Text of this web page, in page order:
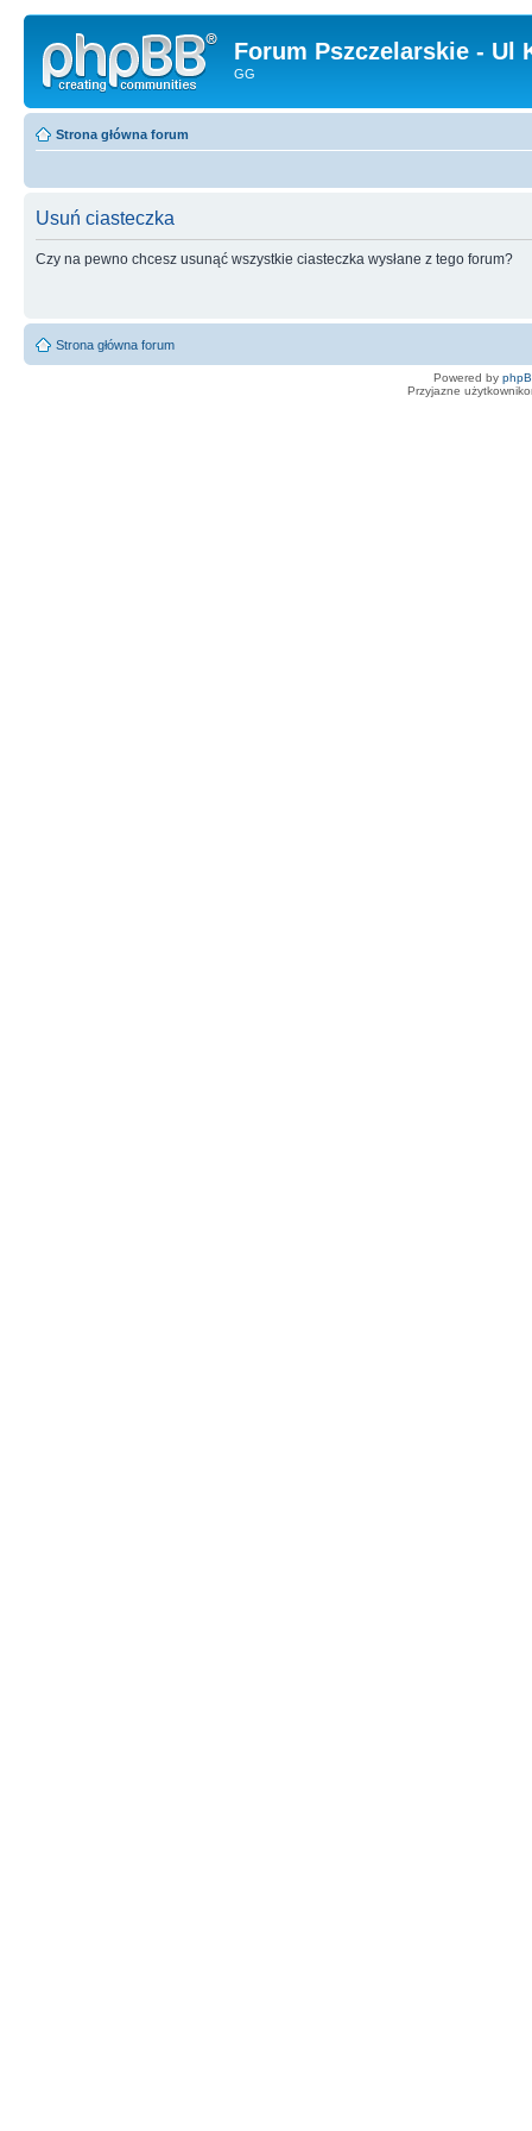
Forum Pszczelarskie - Ul
GG
Strona główna forum
Usuń ciasteczka
Czy na pewno chcesz usunąć wszystkie ciasteczka wysłane z tego forum?
Strona główna forum
Powered by
Przyjazne